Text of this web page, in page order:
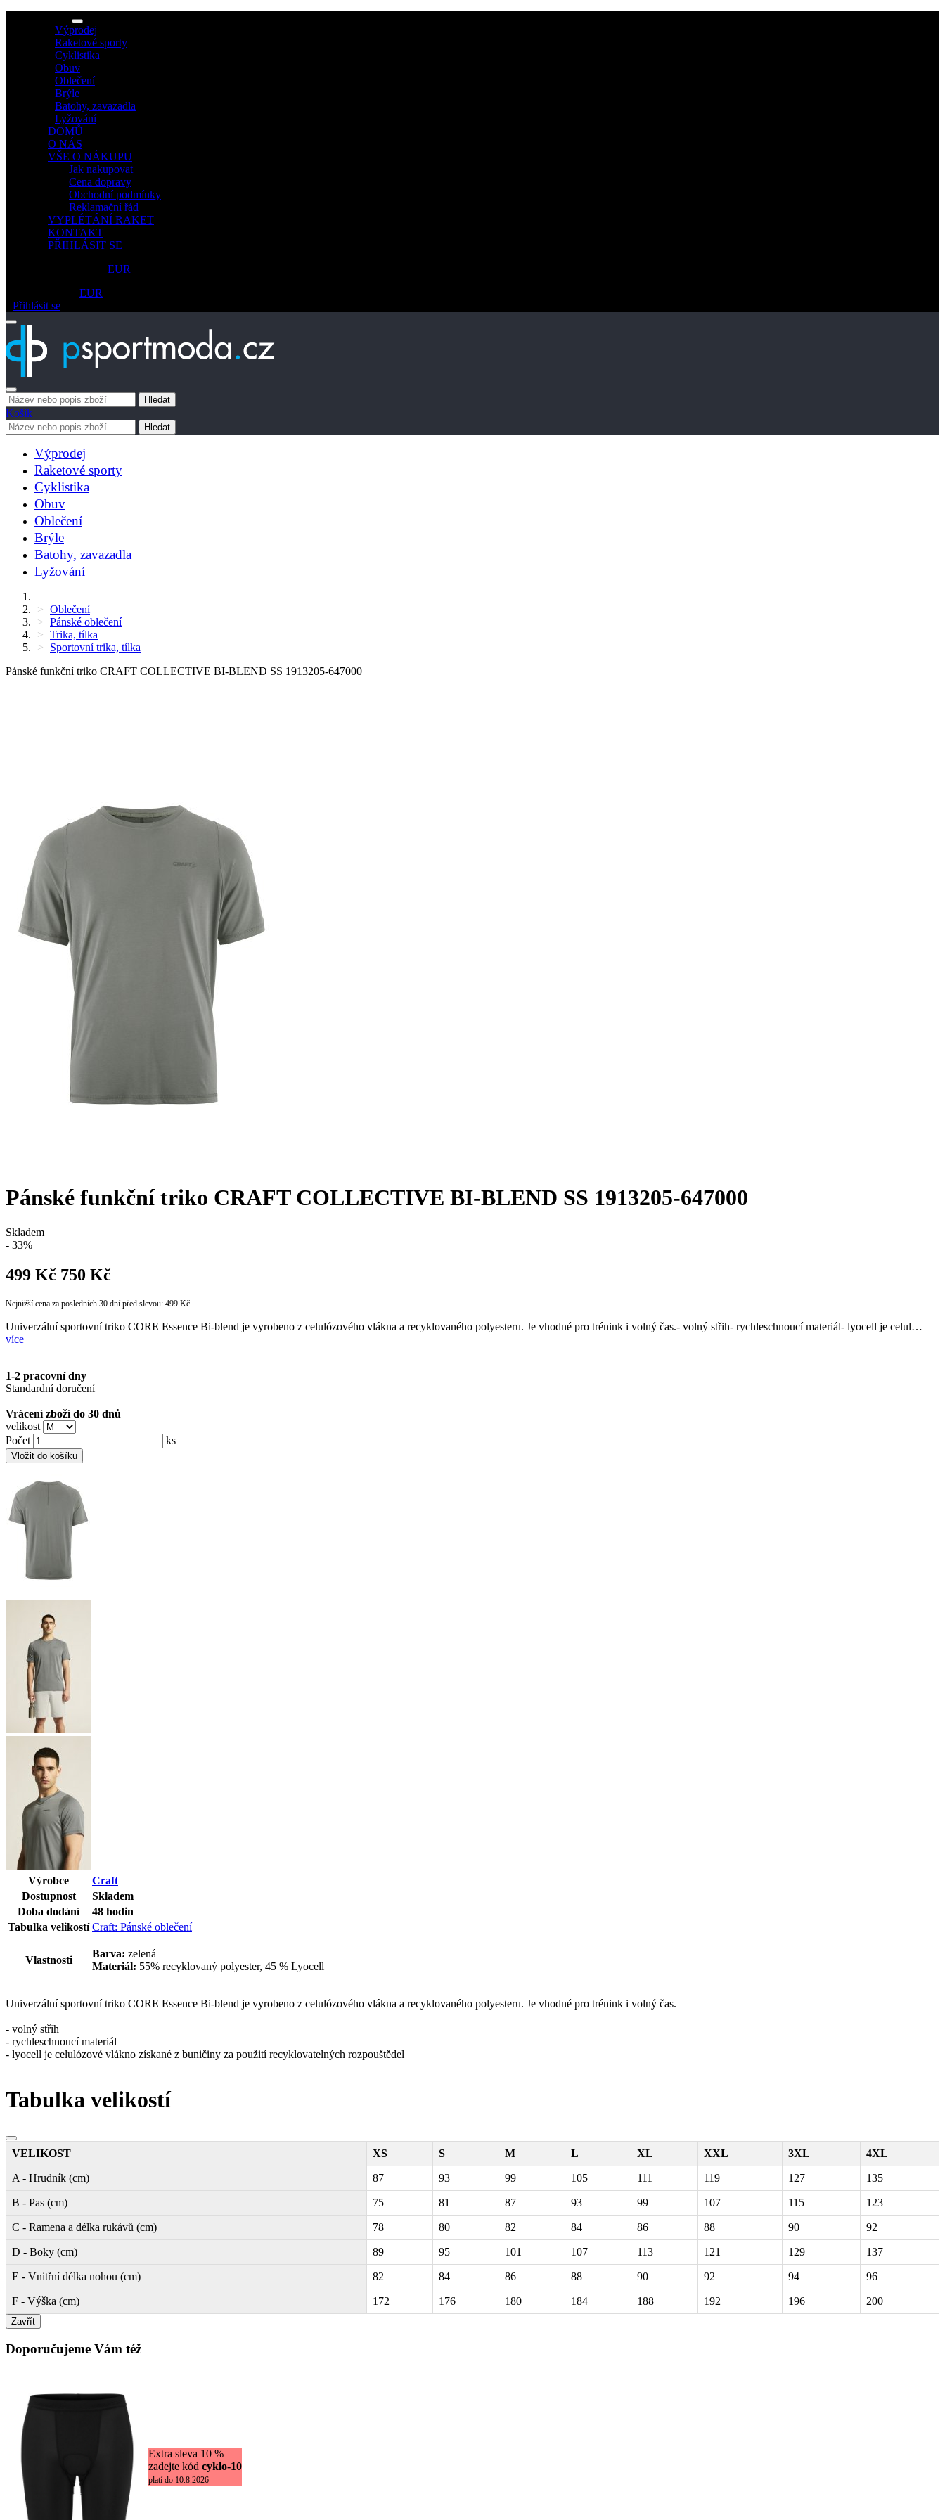
Výprodej
Raketové sporty
Cyklistika
Obuv
Oblečení
Brýle
Batohy, zavazadla
Lyžování
DOMŮ
O NÁS
VŠE O NÁKUPU
Jak nakupovat
Cena dopravy
Obchodní podmínky
Reklamační řád
VYPLÉTÁNÍ RAKET
KONTAKT
PŘIHLÁSIT SE
EUR
EUR
Přihlásit se
Hledat
Košík
Hledat
Výprodej
Raketové sporty
Cyklistika
Obuv
Oblečení
Brýle
Batohy, zavazadla
Lyžování
Oblečení
Pánské oblečení
Trika, tílka
Sportovní trika, tílka
Pánské funkční triko CRAFT COLLECTIVE BI-BLEND SS 1913205-647000
Pánské funkční triko CRAFT COLLECTIVE BI-BLEND SS 1913205-647000
Skladem
- 33%
499 Kč 750 Kč
Nejnižší cena za posledních 30 dní před slevou: 499 Kč
Univerzální sportovní triko CORE Essence Bi-blend je vyrobeno z celulózového vlákna a recyklovaného polyesteru. Je vhodné pro trénink i volný čas.- volný střih- rychleschnoucí materiál- lyocell je celul…
více
1-2 pracovní dny
Standardní doručení
Vrácení zboží do 30 dnů
velikost
Počet
ks
Výrobce
Craft
Dostupnost
Skladem
Doba dodání
48 hodin
Tabulka velikostí Craft: Pánské oblečení
Vlastnosti
Barva: zelená
Materiál: 55% recyklovaný polyester, 45 % Lyocell
Univerzální sportovní triko CORE Essence Bi-blend je vyrobeno z celulózového vlákna a recyklovaného polyesteru. Je vhodné pro trénink i volný čas.
- volný střih
- rychleschnoucí materiál
- lyocell je celulózové vlákno získané z buničiny za použití recyklovatelných rozpouštědel
Tabulka velikostí
VELIKOST XS S M L XL XXL 3XL 4XL
A - Hrudník (cm) 87 93 99 105 111 119 127 135
B - Pas (cm) 75 81 87 93 99 107 115 123
C - Ramena a délka rukávů (cm) 78 80 82 84 86 88 90 92
D - Boky (cm) 89 95 101 107 113 121 129 137
E - Vnitřní délka nohou (cm) 82 84 86 88 90 92 94 96
F - Výška (cm) 172 176 180 184 188 192 196 200
Zavřít
Doporučujeme Vám též
Extra sleva 10 %
zadejte kód cyklo-10
platí do 10.8.2026